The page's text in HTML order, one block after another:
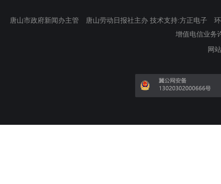
唐山市政府新闻办主管 唐山劳动日报社主办 技术支持:方正电子
增值电信业务
网